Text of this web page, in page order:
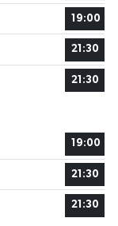
19:00
21:30
21:30
19:00
21:30
21:30